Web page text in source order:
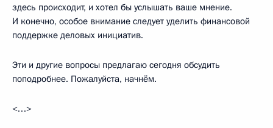
здесь происходит, и хотел бы услышать ваше мнение.
И конечно, особое внимание следует уделить финансовой
поддержке деловых инициатив.
Эти и другие вопросы предлагаю сегодня обсудить
поподробнее. Пожалуйста, начнём.
<…>